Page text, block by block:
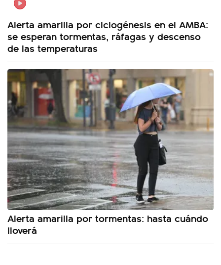
Alerta amarilla por ciclogénesis en el AMBA:
se esperan tormentas, ráfagas y descenso
de las temperaturas
Alerta amarilla por tormentas: hasta cuándo
lloverá